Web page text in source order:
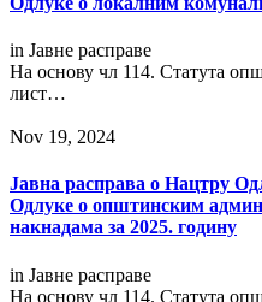
in Јавне расправе
На основу чл 114. Статута
лист…
Nov 19, 2024
Jавнa расправa о Нацтру
Одлуке о општинским
накнадама за 2025. годину
in Јавне расправе
На основу чл 114. Статута